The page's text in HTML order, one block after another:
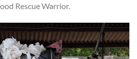
Rescue Warrior.